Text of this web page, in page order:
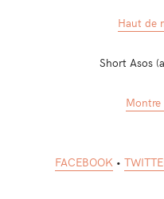
Haut de
Short Asos
Montre
FACEBOOK •